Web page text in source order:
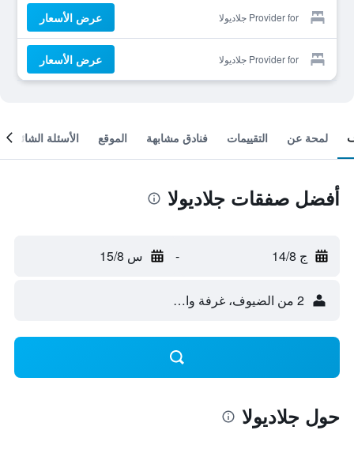
Provider for جلاديولا عرض الأسعار
Provider for جلاديولا عرض الأسعار
لمحة عن التقييمات فنادق مشابهة الموقع الأسئلة الشائعة
أفضل صفقات جلاديولا
ج 14/8 - س 15/8
2 من الضيوف، غرفة واحدة
حول جلاديولا